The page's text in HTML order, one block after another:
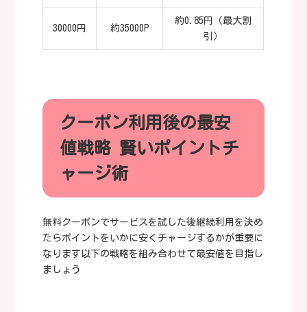
30000円 約35000P
約0.85円（最大割
引）
クーポン利用後の最安
値戦略 賢いポイントチ
ャージ術
無料クーポンでサービスを試した後継続利用を決め
たらポイントをいかに安くチャージするかが重要に
なります以下の戦略を組み合わせて最安値を目指し
ましょう